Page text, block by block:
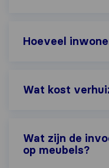
Hoeveel
Wat kost
Wat zijn de
op meubels?